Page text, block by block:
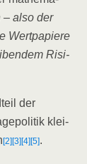
– also der
Wert­pa­pie­re
Risi­
der
klei­
[2] [3] [4] [5].